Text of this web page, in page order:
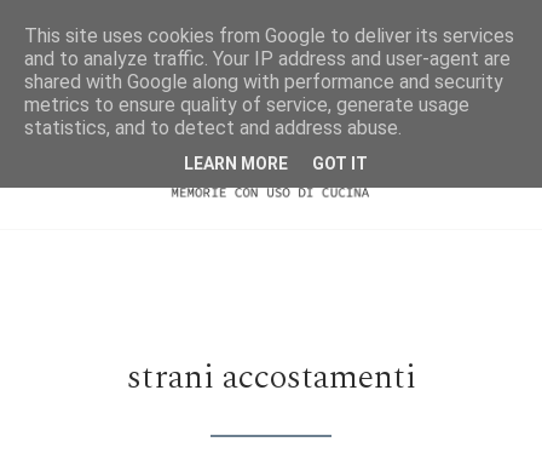
strani accostamenti
This site uses cookies from Google to deliver its services
and to analyze traffic. Your IP address and user-agent are
shared with Google along with performance and security
metrics to ensure quality of service, generate usage
statistics, and to detect and address abuse.
LEARN MORE GOT IT